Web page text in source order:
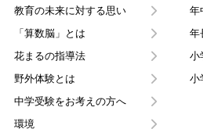
教育の未来に対する思い
「算数脳」とは
花まるの指導法
野外体験とは
中学受験をお考えの方へ
環境
年
年
小
小